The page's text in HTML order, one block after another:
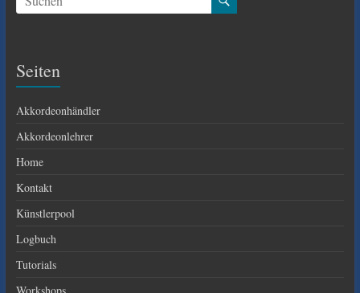
Seiten
Akkordeonhändler
Akkordeonlehrer
Home
Kontakt
Künstlerpool
Logbuch
Tutorials
Workshops